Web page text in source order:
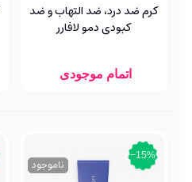
کرم ضد درد، ضد التهاب و ضد
کبودی دمو لافارر
اتمام موجودی
‎−15%
ناموجود